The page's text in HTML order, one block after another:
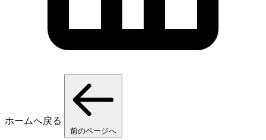
ホームへ戻る
前のページへ